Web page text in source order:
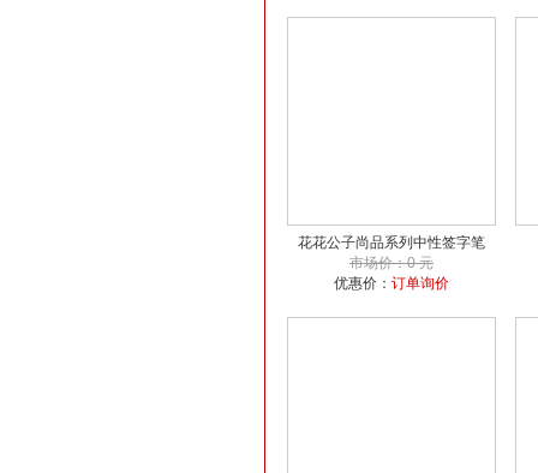
花花公子尚品系列中性签字笔
市场价：0 元
优惠价： 订单询价